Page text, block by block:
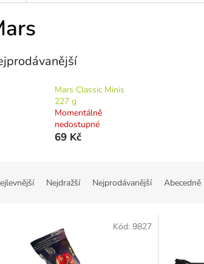
Mars Classic Minis
227 g
Momentálně
nedostupné
69 Kč
Nejdražší Nejprodávanější Abecedně
Kód: 9827